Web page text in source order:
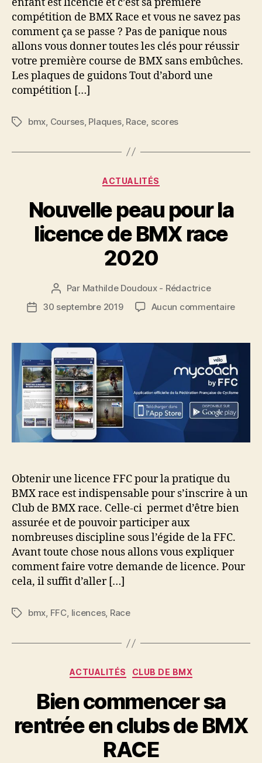
compétition de BMX Race et vous ne savez pas
comment ça se passe ? Pas de panique nous
allons vous donner toutes les clés pour réussir
votre première course de BMX sans embûches.
Les plaques de guidons Tout d’abord une
compétition […]
Étiquettes
bmx Courses, Plaques, Race scores
Catégories
ACTUALITÉS
Nouvelle peau pour la
licence de BMX race
2020
Auteur
l’article
Par Mathilde Doudoux - Rédactrice
Date30 septembre 2019 Aucun commentairesur
pour
de
BMX
race
2020
Obtenir une licence FFC pour la pratique du
BMX race est indispensable pour s’inscrire à un
Club de BMX race. Celle-ci permet d’être bien
assurée et de pouvoir participer aux
nombreuses discipline sous l’égide de la FFC.
Avant toute chose nous allons vous expliquer
comment faire votre demande de licence. Pour
cela, il suffit d’aller […]
Étiquettes
bmx, FFC, licences, Race
Catégories
ACTUALITÉS CLUB DE BMX
Bien commencer sa
rentrée en clubs de BMX
RACE